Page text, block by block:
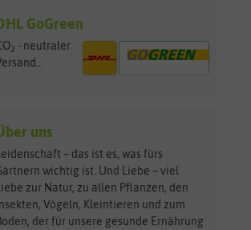
GoGreen
2 - neutraler
uns
Leidenschaft – das ist es, was fürs
wichtig ist. Und Liebe – viel
Liebe zur Natur, zu allen Pflanzen, den
Insekten, Vögeln, Kleintieren und zum
der für unsere gesunde Ernährung